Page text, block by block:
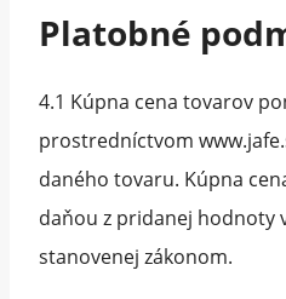
Platobné
4.1 Kúpna cena tovarov
prostredníctvom
daného tovaru. Kúpna
daňou z pridanej hodnoty
stanovenej zákonom.